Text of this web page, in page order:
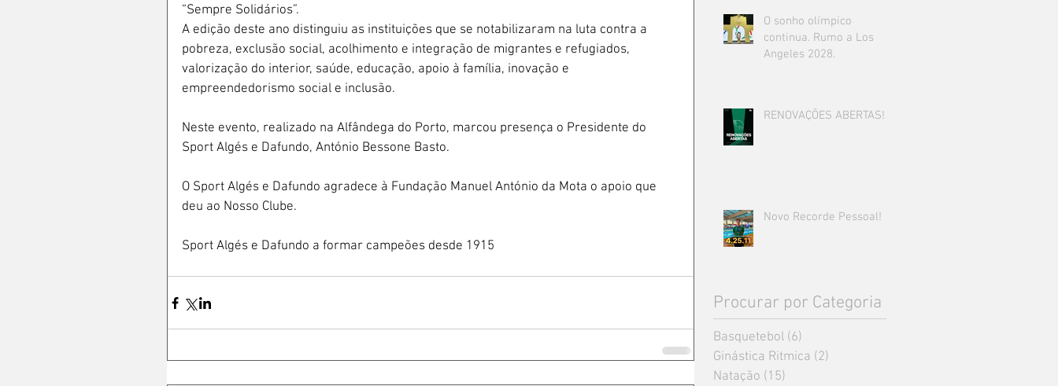
“Sempre Solidários”.
A edição deste ano distinguiu as instituições que se notabilizaram na luta contra a
pobreza, exclusão social, acolhimento e integração de migrantes e refugiados,
valorização do interior, saúde, educação, apoio à família, inovação e
empreendedorismo social e inclusão.
Neste evento, realizado na Alfândega do Porto, marcou presença o Presidente do
Sport Algés e Dafundo, António Bessone Basto.
O Sport Algés e Dafundo agradece à Fundação Manuel António da Mota o apoio que
deu ao Nosso Clube.
Sport Algés e Dafundo a formar campeões desde 1915
O sonho olímpico
continua. Rumo a Los
Angeles 2028.
RENOVAÇÕES ABERTAS!
Novo Recorde Pessoal!
Procurar por Categoria
Basquetebol (6)
Ginástica Ritmica (2)
Natação (15)